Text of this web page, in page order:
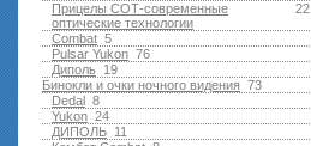
22
Прицелы СОТ-современные
оптические технологии
5
Combat
76
Pulsar Yukon
19
Диполь
73
Бинокли и очки ночного видения
8
Dedal
24
Yukon
11
ДИПОЛЬ